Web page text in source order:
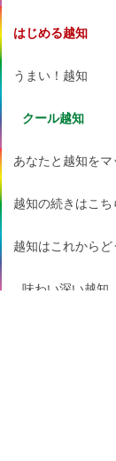
はじめる越知
うまい！越知
クール越知
あなたと越知をマ
越知の続きはこち
越知はこれからど
味わい深い越知